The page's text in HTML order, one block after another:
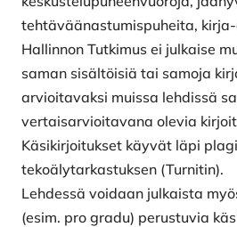
tehtäväänastumispuheita,
Hallinnon Tutkimus ei julkaise
saman sisältöisiä tai samoja
arvioitavaksi muissa lehdissä
vertaisarvioitavana olevia
Käsikirjoitukset käyvät läpi
tekoälytarkastuksen (Turnitin).
Lehdessä voidaan julkaista
(esim. pro gradu) perustuvia